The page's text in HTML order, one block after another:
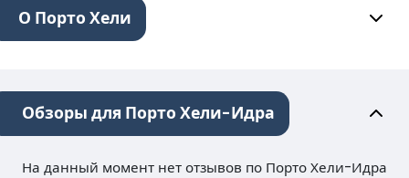
О Порто Хели
Обзоры для Порто Хели-Идра
На данный момент нет отзывов по Порто Хели-Идра